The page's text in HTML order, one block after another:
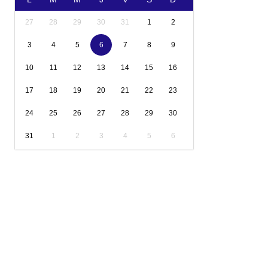
27 28 29 30 31 1 2
3 4 5 6 7 8 9
10 11 12 13 14 15 16
17 18 19 20 21 22 23
24 25 26 27 28 29 30
31 1 2 3 4 5 6